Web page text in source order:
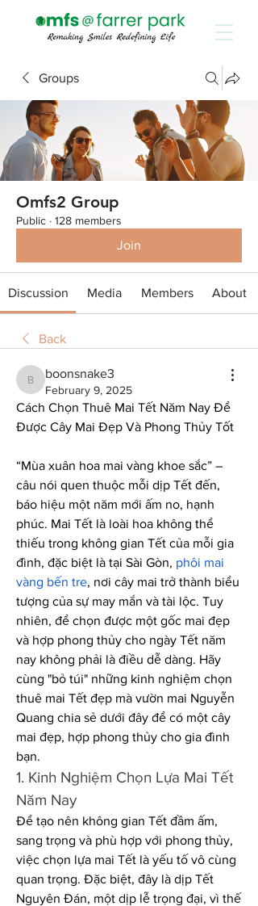
Groups
Omfs2 Group
Public · 128 members
Join
Discussion Media Members About
Back
boonsnake3
boonsnake3
February 9, 2025
Cách Chọn Thuê Mai Tết Năm Nay Để
Được Cây Mai Đẹp Và Phong Thủy Tốt
“Mùa xuân hoa mai vàng khoe sắc” –
câu nói quen thuộc mỗi dịp Tết đến,
báo hiệu một năm mới ấm no, hạnh
phúc. Mai Tết là loài hoa không thể
thiếu trong không gian Tết của mỗi gia
đình, đặc biệt là tại Sài Gòn, phôi mai
vàng bến tre, nơi cây mai trở thành biểu
tượng của sự may mắn và tài lộc. Tuy
nhiên, để chọn được một gốc mai đẹp
và hợp phong thủy cho ngày Tết năm
nay không phải là điều dễ dàng. Hãy
cùng "bỏ túi" những kinh nghiệm chọn
thuê mai Tết đẹp mà vườn mai Nguyễn
Quang chia sẻ dưới đây để có một cây
mai đẹp, hợp phong thủy cho gia đình
bạn.
1. Kinh Nghiệm Chọn Lựa Mai Tết
Năm Nay
Để tạo nên không gian Tết đầm ấm,
sang trọng và phù hợp với phong thủy,
việc chọn lựa mai Tết là yếu tố vô cùng
quan trọng. Đặc biệt, đây là dịp Tết
Nguyên Đán, một dịp lễ trọng đại, vì thế